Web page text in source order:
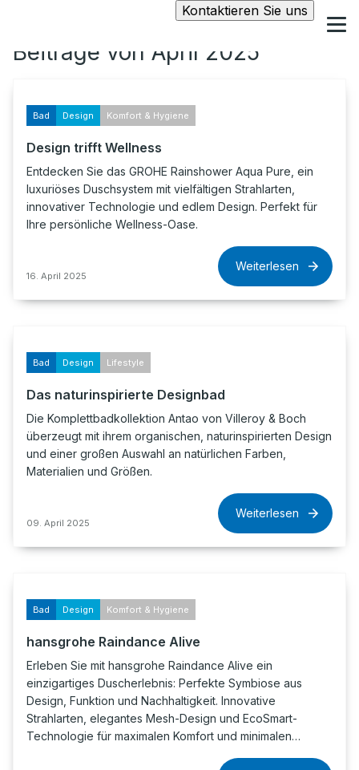
Kontaktieren Sie uns
Beiträge von April 2025
Bad Design Komfort & Hygiene
Design trifft Wellness
Entdecken Sie das GROHE Rainshower Aqua Pure, ein
luxuriöses Duschsystem mit vielfältigen Strahlarten,
innovativer Technologie und edlem Design. Perfekt für
Ihre persönliche Wellness-Oase.
16. April 2025
Weiterlesen
Bad Design Lifestyle
Das naturinspirierte Designbad
Die Komplettbadkollektion Antao von Villeroy & Boch
überzeugt mit ihrem organischen, naturinspirierten Design
und einer großen Auswahl an natürlichen Farben,
Materialien und Größen.
09. April 2025
Weiterlesen
Bad Design Komfort & Hygiene
hansgrohe Raindance Alive
Erleben Sie mit hansgrohe Raindance Alive ein
einzigartiges Duscherlebnis: Perfekte Symbiose aus
Design, Funktion und Nachhaltigkeit. Innovative
Strahlarten, elegantes Mesh-Design und EcoSmart-
Technologie für maximalen Komfort und minimalen…